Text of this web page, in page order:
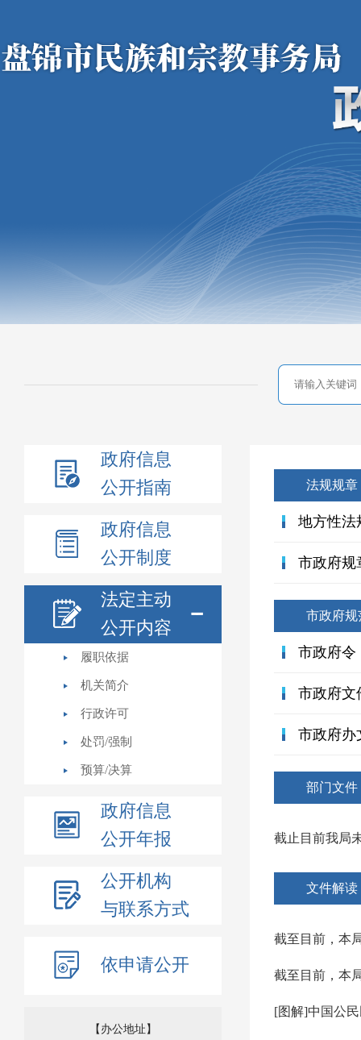
政府信息
公开指南
政府信息
公开制度
法定主动
公开内容
履职依据
机关简介
行政许可
处罚/强制
预算/决算
政府信息
公开年报
公开机构
与联系方式
依申请公开
【办公地址】
法规规章
地方性法
市政府规
市政府规
市政府令
市政府文
市政府办
部门文件
截止目前我局
文件解读
截至目前，本
截至目前，本
[图解]中国公